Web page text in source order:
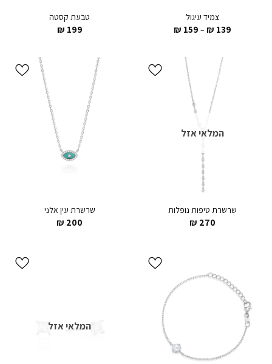
צמיד עיגול
139
₪
–
159
₪
טבעת קסטה
199
₪
המלאי אזל
שרשרת טיפות נופלות
270
₪
WISHLIST
שרשרת עין אלני
200
₪
WISHLIST
המלאי אזל